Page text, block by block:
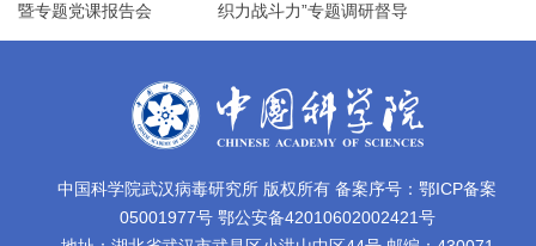
暨专题党课报告会
织力战斗力”专题调研督导
中国科学院武汉病毒研究所 版权所有 备案序号：鄂ICP备案
05001977号 鄂公安备42010602002421号